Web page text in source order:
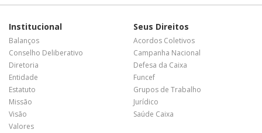
Institucional
Balanços
Conselho Deliberativo
Diretoria
Entidade
Estatuto
Missão
Visão
Valores
Seus Direitos
Acordos Coletivos
Campanha Nacional
Defesa da Caixa
Funcef
Grupos de Trabalho
Jurídico
Saúde Caixa